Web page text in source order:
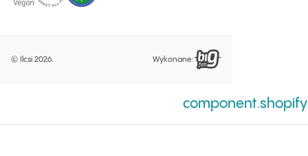
© Ilcsi 2026. Wykonane:
Uwaga